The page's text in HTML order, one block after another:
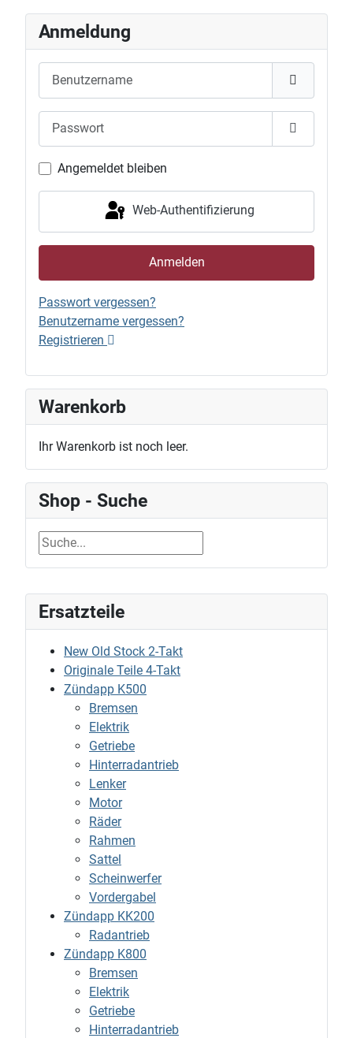
Ersatzteile
New Old Stock 2-Takt
Originale Teile 4-Takt
Zündapp K500
Bremsen
Elektrik
Getriebe
Hinterradantrieb
Lenker
Motor
Räder
Rahmen
Sattel
Scheinwerfer
Vordergabel
Zündapp KK200
Radantrieb
Zündapp K800
Bremsen
Elektrik
Getriebe
Hinterradantrieb
Anmeldung
Passwort
Angemeldet bleiben
Web-Authentifizierung
Anmelden
Passwort vergessen?
Benutzername vergessen?
Registrieren
Warenkorb
Ihr Warenkorb ist noch leer.
Shop - Suche